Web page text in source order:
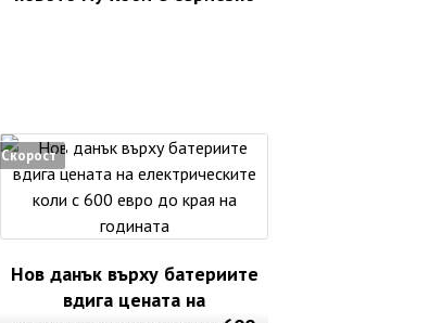
Скорост
Нов данък върху батериите
вдига цената на